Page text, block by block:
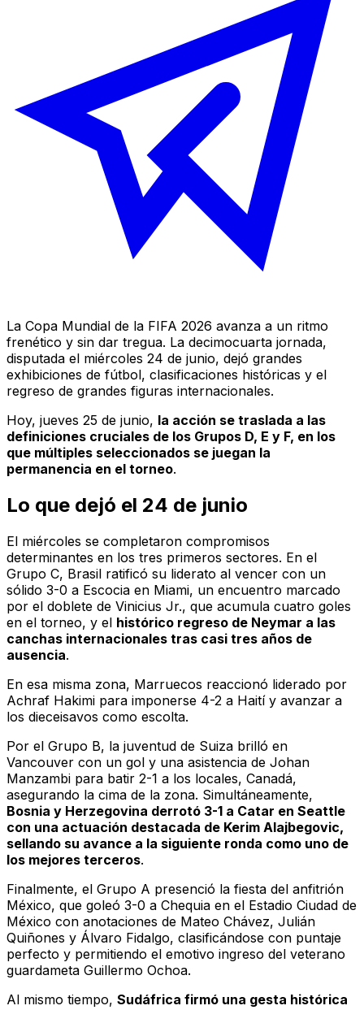
La Copa Mundial de la FIFA 2026 avanza a un ritmo
frenético y sin dar tregua. La decimocuarta jornada,
disputada el miércoles 24 de junio, dejó grandes
exhibiciones de fútbol, clasificaciones históricas y el
regreso de grandes figuras internacionales.
Hoy, jueves 25 de junio, la acción se traslada a las
definiciones cruciales de los Grupos D, E y F, en los
que múltiples seleccionados se juegan la
permanencia en el torneo.
Lo que dejó el 24 de junio
El miércoles se completaron compromisos
determinantes en los tres primeros sectores. En el
Grupo C, Brasil ratificó su liderato al vencer con un
sólido 3-0 a Escocia en Miami, un encuentro marcado
por el doblete de Vinicius Jr., que acumula cuatro goles
en el torneo, y el histórico regreso de Neymar a las
canchas internacionales tras casi tres años de
ausencia.
En esa misma zona, Marruecos reaccionó liderado por
Achraf Hakimi para imponerse 4-2 a Haití y avanzar a
los dieceisavos como escolta.
Por el Grupo B, la juventud de Suiza brilló en
Vancouver con un gol y una asistencia de Johan
Manzambi para batir 2-1 a los locales, Canadá,
asegurando la cima de la zona. Simultáneamente,
Bosnia y Herzegovina derrotó 3-1 a Catar en Seattle
con una actuación destacada de Kerim Alajbegovic,
sellando su avance a la siguiente ronda como uno de
los mejores terceros.
Finalmente, el Grupo A presenció la fiesta del anfitrión
México, que goleó 3-0 a Chequia en el Estadio Ciudad de
México con anotaciones de Mateo Chávez, Julián
Quiñones y Álvaro Fidalgo, clasificándose con puntaje
perfecto y permitiendo el emotivo ingreso del veterano
guardameta Guillermo Ochoa.
Al mismo tiempo, Sudáfrica firmó una gesta histórica